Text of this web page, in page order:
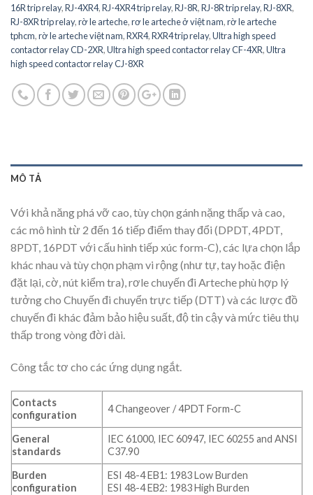
16R trip relay,RJ-4XR4,RJ-4XR4 trip relay,RJ-8R,RJ-8R trip relay,RJ-8XR,
RJ-8XR trip relay,rờ le arteche,rơ le arteche ở việt nam,rờ le arteche
tphcm,rờ le arteche việt nam,RXR4,RXR4 trip relay,Ultra high speed
contactor relay CD-2XR,Ultra high speed contactor relay CF-4XR,Ultra
high speed contactor relay CJ-8XR
MÔ TẢ
Với khả năng phá vỡ cao, tùy chọn gánh nặng thấp và cao,
các mô hình từ 2 đến 16 tiếp điểm thay đổi (DPDT, 4PDT,
8PDT, 16PDT với cấu hình tiếp xúc form-C), các lựa chọn lắp
khác nhau và tùy chọn phạm vi rộng (như tự, tay hoặc điện
đặt lại, cờ, nút kiểm tra), rơle chuyến đi Arteche phù hợp lý
tưởng cho Chuyến đi chuyển trực tiếp (DTT) và các lược đồ
chuyến đi khác đảm bảo hiệu suất, độ tin cậy và mức tiêu thụ
thấp trong vòng đời dài.
Công tắc tơ cho các ứng dụng ngắt.
Contacts
configuration
4 Changeover / 4PDT Form-C
General
standards
IEC 61000, IEC 60947, IEC 60255 and ANSI
C37.90
Burden
configuration
ESI 48-4 EB1: 1983 Low Burden
ESI 48-4 EB2: 1983 High Burden